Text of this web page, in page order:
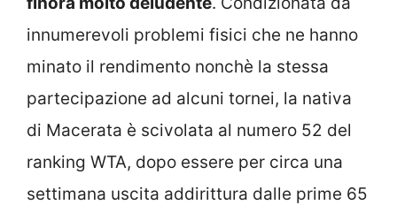
innumerevoli problemi fisici che ne hanno
minato il rendimento nonchè la stessa
partecipazione ad alcuni tornei, la nativa
di Macerata è scivolata al numero 52 del
ranking WTA, dopo essere per circa una
settimana uscita addirittura dalle prime 65